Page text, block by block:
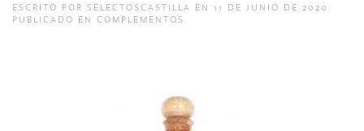
ESCRITO POR SELECTOSCASTILLA EN 11 DE JUNIO DE 2020
PUBLICADO EN COMPLEMENTOS